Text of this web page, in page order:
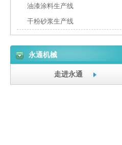
油漆涂料生产线
干粉砂浆生产线
永通机械
走进永通